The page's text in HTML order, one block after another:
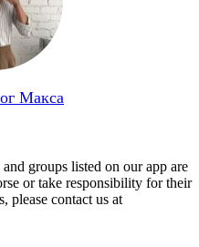
Макса
groups listed on our app are
or take responsibility for their
please contact us at